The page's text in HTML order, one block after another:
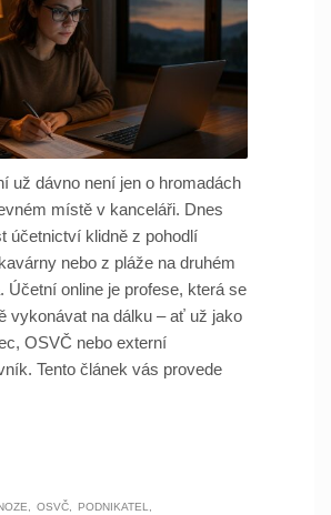
už dávno není jen o hromadách
místě v kanceláři. Dnes
účetnictví klidně z pohodlí
nebo z pláže na druhém
Účetní online je profese, která se
vykonávat na dálku – ať už jako
OSVČ nebo externí
Tento článek vás provede
OSVČ PODNIKATEL